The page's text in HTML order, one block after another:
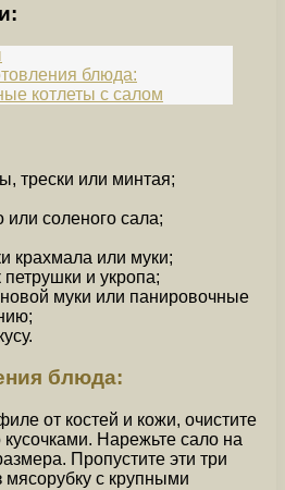
блюда:
котлеты с салом
трески или минтая;
или соленого сала;
крахмала или муки;
петрушки и укропа;
муки или панировочные
блюда:
от костей и кожи, очистите
кусочками. Нарежьте сало на
Пропустите эти три
мясорубку с крупными